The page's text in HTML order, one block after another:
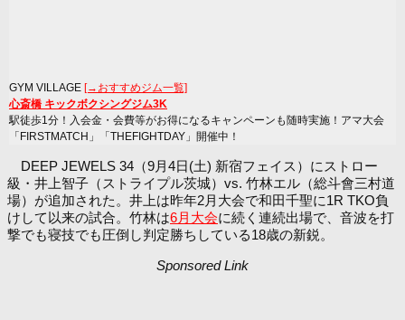
GYM VILLAGE [→おすすめジム一覧]
心斎橋 キックボクシングジム3K
駅徒歩1分！入会金・会費等がお得になるキャンペーンも随時実施！アマ大会
「FIRSTMATCH」「THEFIGHTDAY」開催中！
DEEP JEWELS 34（9月4日(土) 新宿フェイス）にストロー
級・井上智子（ストライプル茨城）vs. 竹林エル（総斗會三村道
場）が追加された。井上は昨年2月大会で和田千聖に1R TKO負
けして以来の試合。竹林は6月大会に続く連続出場で、音波を打
撃でも寝技でも圧倒し判定勝ちしている18歳の新鋭。
Sponsored Link